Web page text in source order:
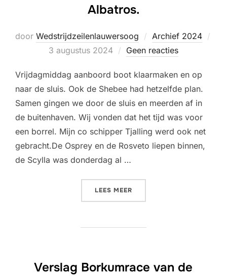
Albatros.
door Wedstrijdzeilenlauwersoog
Archief 2024
Geplaatst
3 augustus 2024 Geen reacties
Vrijdagmiddag aanboord boot klaarmaken en op
naar de sluis. Ook de Shebee had hetzelfde plan.
Samen gingen we door de sluis en meerden af in
de buitenhaven. Wij vonden dat het tijd was voor
een borrel. Mijn co schipper Tjalling werd ook net
gebracht.De Osprey en de Rosveto liepen binnen,
de Scylla was donderdag al …
LEES MEER
Verslag Borkumrace van de